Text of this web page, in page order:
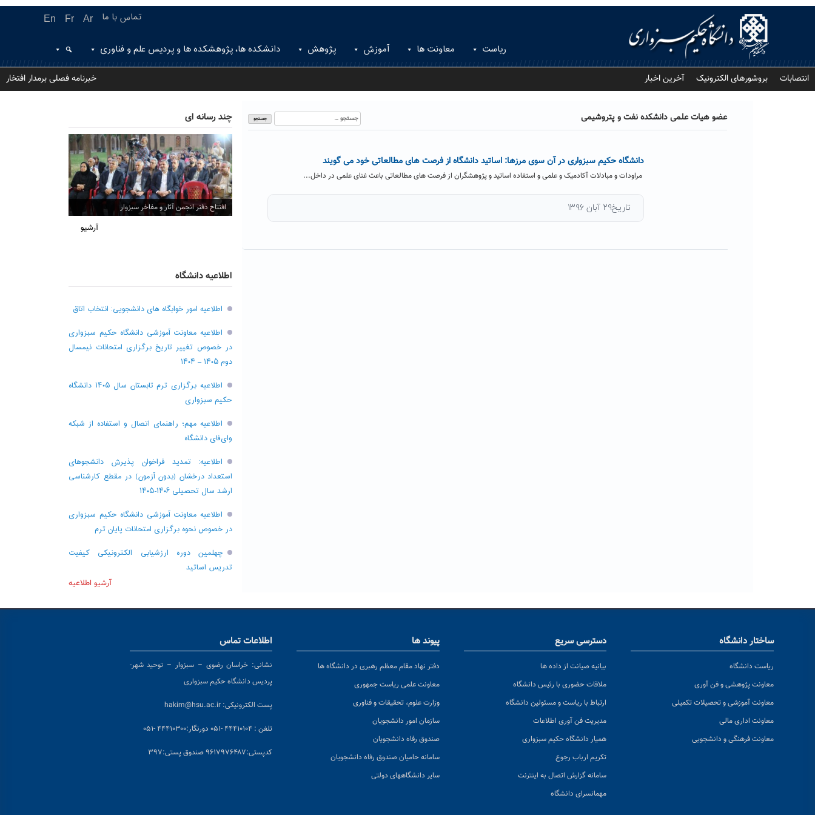
En Fr Ar تماس با ما
ریاست معاونت ها آموزش پژوهش دانشکده ها، پژوهشکده ها و پردیس علم و فناوری
انتصابات بروشورهای الکترونیک آخرین اخبار خبرنامه فصلی برمدار افتخار
عضو هیات علمی دانشکده نفت و پتروشیمی
جستجو
برای:
دانشگاه حکیم سبزواری در آن سوی مرزها: اساتید دانشگاه از فرصت های مطالعاتی خود می گویند
مراودات و مبادلات آکادمیک و علمی و استفاده اساتید و پژوهشگران از فرصت های مطالعاتی باعث غنای علمی در داخل...
تاریخ۲۹ آبان ۱۳۹۶
چند رسانه ای
افتتاح دفتر انجمن آثار و مفاخر سبزوار
آرشیو
اطلاعیه دانشگاه
اطلاعیه امور خوابگاه های دانشجویی: انتخاب اتاق
اطلاعیه معاونت آموزشی دانشگاه حکیم سبزواری
در خصوص تغییر تاریخ برگزاری امتحانات نیمسال
دوم ۱۴۰۵ – ۱۴۰۴
اطلاعیه برگزاری ترم تابستان سال ۱۴۰۵ دانشگاه
حکیم سبزواری
اطلاعیه مهم؛ راهنمای اتصال و استفاده از شبکه
وای‌فای دانشگاه
اطلاعیه: تمدید فراخوان پذیرش دانشجو‌های
استعداد درخشان (بدون آزمون) در مقطع کارشناسی
ارشد سال تحصیلی ۱۴۰۶-۱۴۰۵
اطلاعیه معاونت آموزشی دانشگاه حکیم سبزواری
در خصوص نحوه برگزاری امتحانات پایان ترم
چهلمین دوره ارزشیابی الکترونیکی کیفیت
تدریس اساتید
آرشیو اطلاعیه
ساختار دانشگاه
ریاست دانشگاه
معاونت پژوهشی و فن آوری
معاونت آموزشی و تحصیلات تکمیلی
معاونت اداری مالی
معاونت فرهنگی و دانشجویی
دسترسی سریع
بیانیه صیانت از داده ها
ملاقات حضوری با رئیس دانشگاه
ارتباط با ریاست و مسئولین دانشگاه
مدیریت فن آوری اطلاعات
همیار دانشگاه حکیم سبزواری
تکریم ارباب رجوع
سامانه گزارش اتصال به اینترنت
مهمانسرای دانشگاه
پیوند ها
دفتر نهاد مقام معظم رهبری در دانشگاه ها
معاونت علمی ریاست جمهوری
وزارت علوم، تحقیقات و فناوری
سازمان امور دانشجویان
صندوق رفاه دانشجویان
سامانه حامیان صندوق رفاه دانشجویان
سایر دانشگاههای دولتی
اطلاعات تماس
نشانی: خراسان رضوی – سبزوار – توحید شهر-
پردیس دانشگاه حکیم سبزواری
پست الکترونیکی: hakim@hsu.ac.ir
تلفن : ۴۴۴۱۰۱۰۴ -۰۵۱ دورنگار:۴۴۴۱۰۳۰۰ -۰۵۱
کدپستی:۹۶۱۷۹۷۶۴۸۷ صندوق پستی:۳۹۷